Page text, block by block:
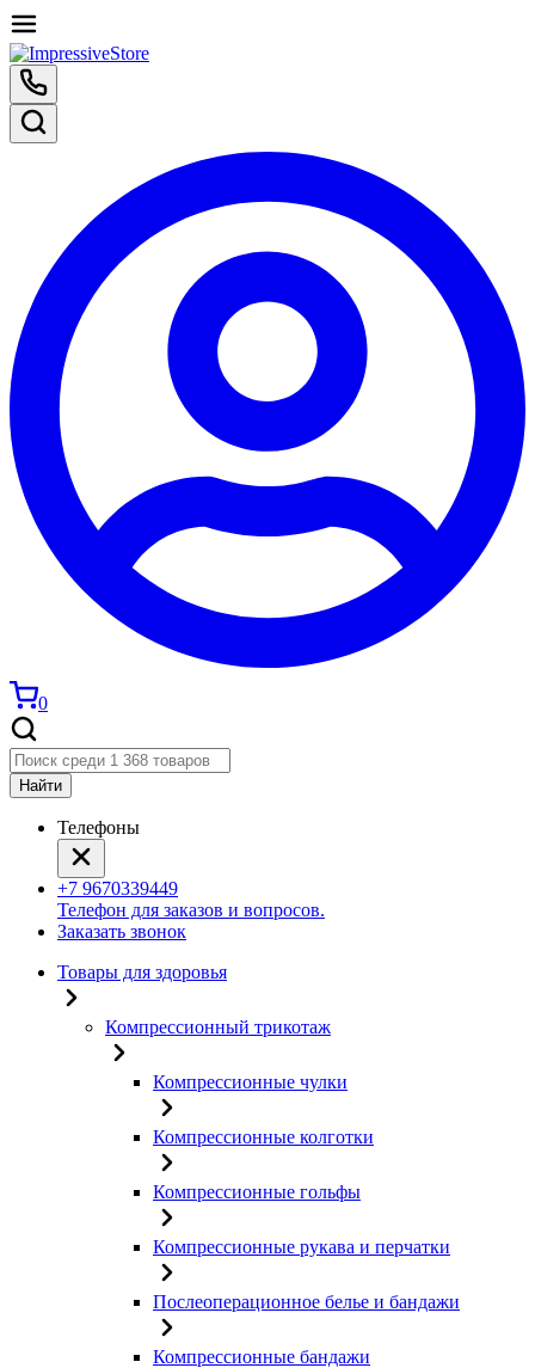
0
Найти
Телефоны
+7 9670339449
Телефон для заказов и вопросов.
Заказать звонок
Товары для здоровья
Компрессионный трикотаж
Компрессионные чулки
Компрессионные колготки
Компрессионные гольфы
Компрессионные рукава и перчатки
Послеоперационное белье и бандажи
Компрессионные бандажи